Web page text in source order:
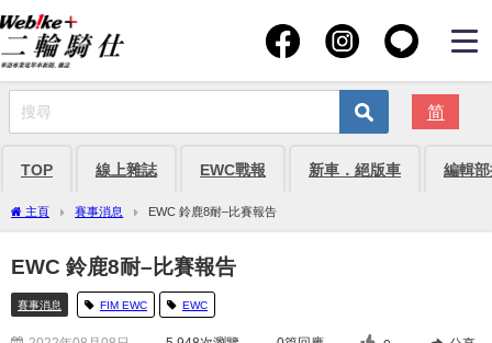
简
TOP 線上雜誌 EWC戰報 新車．絕版車 編輯
主頁 賽事消息 EWC 鈴鹿8耐–比賽報告
EWC 鈴鹿8耐–比賽報告
賽事消息 FIM EWC EWC